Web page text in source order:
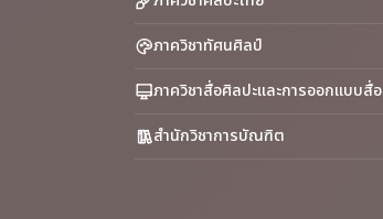
ภาควิชาทัศนศิลป์
ภาควิชาสื่อศิลปะและการออกแบบสื่อ
สำนักวิชาการบัณฑิต